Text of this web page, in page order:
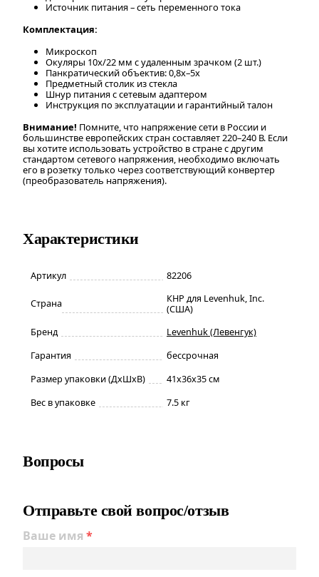
Источник питания – сеть переменного тока
Комплектация:
Микроскоп
Окуляры 10x/22 мм с удаленным зрачком (2 шт.)
Панкратический объектив: 0,8x–5x
Предметный столик из стекла
Шнур питания с сетевым адаптером
Инструкция по эксплуатации и гарантийный талон
Внимание! Помните, что напряжение сети в России и
большинстве европейских стран составляет 220–240 В. Если
вы хотите использовать устройство в стране с другим
стандартом сетевого напряжения, необходимо включать
его в розетку только через соответствующий конвертер
(преобразователь напряжения).
Характеристики
Артикул 82206
Страна
КНР для Levenhuk, Inc.
(США)
Бренд
Levenhuk (Левенгук)
Гарантия
бессрочная
Размер упаковки (ДxШxВ)
41x36x35 см
Вес в упаковке
7.5 кг
Вопросы
Отправьте свой вопрос/отзыв
Ваше имя *